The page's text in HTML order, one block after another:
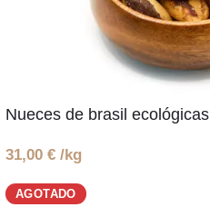
Nueces de brasil ecológicas
31,00 € /kg
AGOTADO